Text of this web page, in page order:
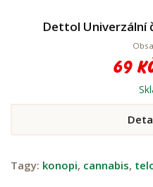
Dettol Univerzální
69
Tagy: konopi, cannabis,